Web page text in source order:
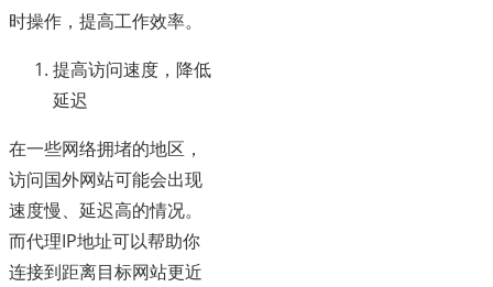
时操作，提高工作效率。
提高访问速度，降低
延迟
在一些网络拥堵的地区，
访问国外网站可能会出现
速度慢、延迟高的情况。
而代理IP地址可以帮助你
连接到距离目标网站更近